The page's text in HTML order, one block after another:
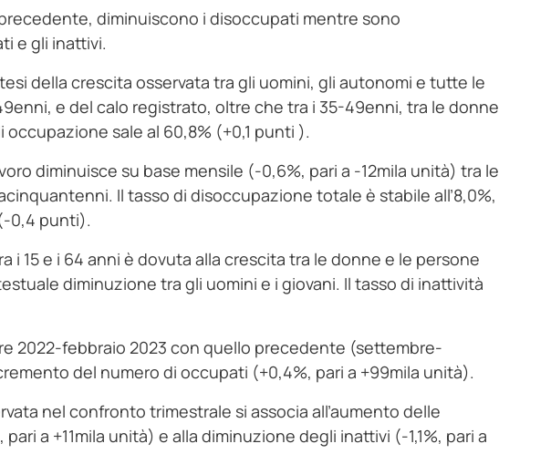
diminuiscono i disoccupati mentre sono
e gli inattivi.
della crescita osservata tra gli uomini, gli autonomi e tutte le
e del calo registrato, oltre che tra i 35-49enni, tra le donne
sale al 60,8% (+0,1 punti ).
diminuisce su base mensile (-0,6%, pari a -12mila unità) tra le
Il tasso di disoccupazione totale è stabile all’8,0%,
0,4 punti).
i 15 e i 64 anni è dovuta alla crescita tra le donne e le persone
diminuzione tra gli uomini e i giovani. Il tasso di inattività
2022-febbraio 2023 con quello precedente (settembre-
del numero di occupati (+0,4%, pari a +99mila unità).
nel confronto trimestrale si associa all’aumento delle
a +11mila unità) e alla diminuzione degli inattivi (-1,1%, pari a